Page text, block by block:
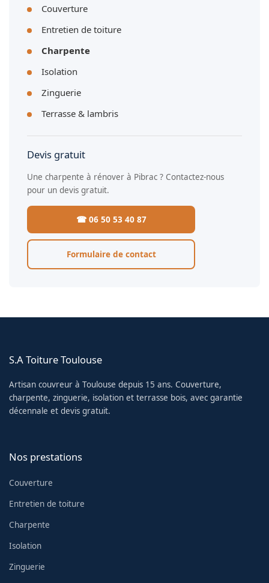
Couverture
Entretien de toiture
Charpente
Isolation
Zinguerie
Terrasse & lambris
Devis gratuit
Une charpente à rénover à Pibrac ? Contactez-nous
pour un devis gratuit.
☎ 06 50 53 40 87
Formulaire de contact
S.A Toiture Toulouse
Artisan couvreur à Toulouse depuis 15 ans. Couverture,
charpente, zinguerie, isolation et terrasse bois, avec garantie
décennale et devis gratuit.
Nos prestations
Couverture
Entretien de toiture
Charpente
Isolation
Zinguerie